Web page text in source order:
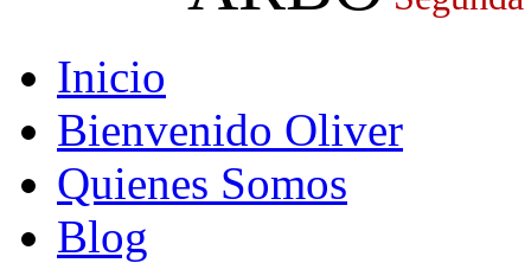
Inicio
Bienvenido Oliver
Quienes Somos
Blog